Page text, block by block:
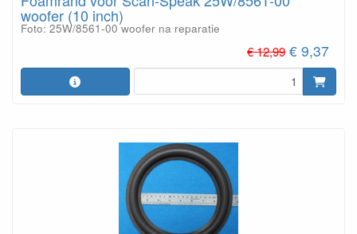
woofer (10 inch)
Foto: 25W/8561-00 woofer na reparatie
€ 12,99 € 9,37